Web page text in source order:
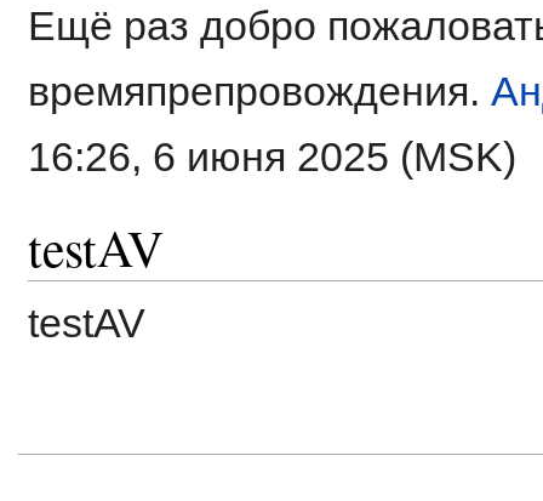
Ещё раз добро
времяпрепровождения.
16:26, 6 июня 2025 (MSK)
testAV
testAV